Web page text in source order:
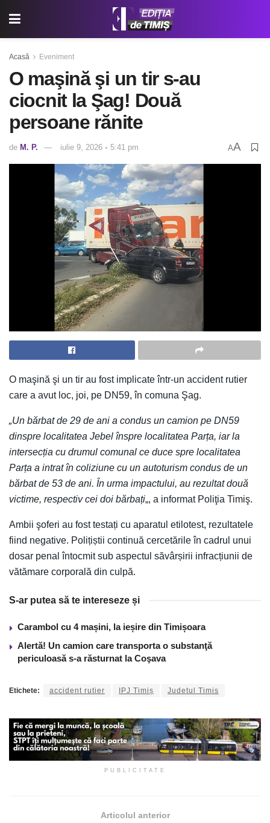
Acasă Eveniment
O maşină şi un tir s-au
ciocnit la Şag! Două
persoane rănite
de M. P. iulie 9, 2026 ◦ 5:41 pm AA
O maşină şi un tir au fost implicate într-un accident rutier
care a avut loc, joi, pe DN59, în comuna Şag.
„Un bărbat de 29 de ani a condus un camion pe DN59
dinspre localitatea Jebel înspre localitatea Parța, iar la
intersecția cu drumul comunal ce duce spre localitatea
Parța a intrat în coliziune cu un autoturism condus de un
bărbat de 53 de ani. În urma impactului, au rezultat două
victime, respectiv cei doi bărbați„, a informat Poliţia Timiş.
Ambii şoferi au fost testați cu aparatul etilotest, rezultatele
fiind negative. Polițiștii continuă cercetările în cadrul unui
dosar penal întocmit sub aspectul săvârșirii infracțiunii de
vătămare corporală din culpă.
S-ar putea să te intereseze și
Carambol cu 4 mașini, la ieșire din Timișoara
Alertă! Un camion care transporta o substanţă
periculoasă s-a răsturnat la Coşava
Etichete: accident rutier IPJ Timiș Judetul Timis
PUBLICITATE
Articolul anterior